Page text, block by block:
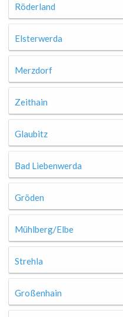
Röderland
Elsterwerda
Merzdorf
Zeithain
Glaubitz
Bad Liebenwerda
Gröden
Mühlberg/Elbe
Strehla
Großenhain